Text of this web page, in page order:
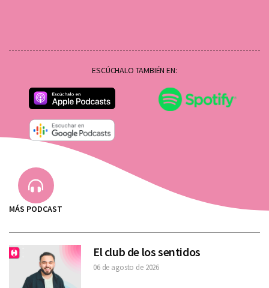
ESCÚCHALO TAMBIÉN EN:
MÁS PODCAST
El club de los sentidos
06 de agosto de 2026